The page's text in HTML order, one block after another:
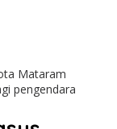
Mataram
pengendara